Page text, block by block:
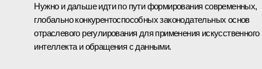
Нужно и дальше идти по пути формирования современных,
глобально конкурентоспособных законодательных основ
отраслевого регулирования для применения искусственного
интеллекта и обращения с данными.